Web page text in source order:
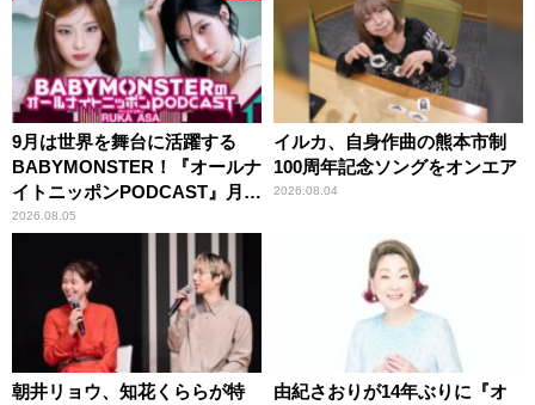
9月は世界を舞台に活躍する
BABYMONSTER！『オールナ
イトニッポンPODCAST』月替
わりパーソナリティ
2026.08.05
イルカ、自身作曲の熊本市制
100周年記念ソングをオンエア
2026.08.04
朝井リョウ、知花くららが特 由紀さおりが14年ぶりに『オ